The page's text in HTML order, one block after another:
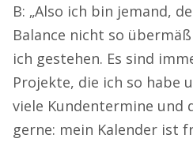
B: „Also ich bin jemand,
Balance nicht so
ich gestehen. Es sind
Projekte, die ich so habe
viele Kundentermine und
gerne: mein Kalender ist